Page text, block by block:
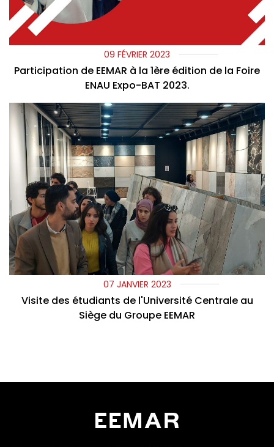
09 FÉVRIER 2023
Participation de EEMAR à la 1ère édition de la Foire
ENAU Expo-BAT 2023.
07 JANVIER 2023
Visite des étudiants de l'Université Centrale au
Siège du Groupe EEMAR